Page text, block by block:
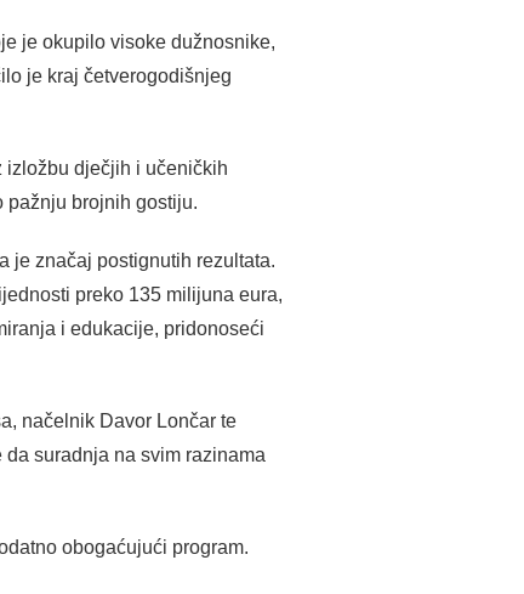
je okupilo visoke dužnosnike,
je kraj četverogodišnjeg
izložbu dječjih i učeničkih
pažnju brojnih gostiju.
je značaj postignutih rezultata.
preko 135 milijuna eura,
i edukacije, pridonoseći
načelnik Davor Lončar te
suradnja na svim razinama
obogaćujući program.